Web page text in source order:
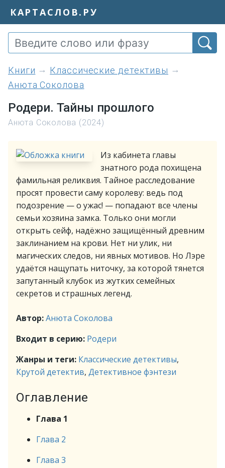
КАРТАСЛОВ.РУ
книги
Классические детективы
Анюта Соколова
Родери. Тайны прошлого
Анюта Соколова (2024)
Из кабинета главы
знатного рода похищена
фамильная реликвия. Тайное расследование
просят провести саму королеву: ведь под
подозрение — о ужас! — попадают все члены
семьи хозяина замка. Только они могли
открыть сейф, надёжно защищённый древним
заклинанием на крови. Нет ни улик, ни
магических следов, ни явных мотивов. Но Лэре
удаётся нащупать ниточку, за которой тянется
запутанный клубок из жутких семейных
секретов и страшных легенд.
Автор:Анюта Соколова
Входит в серию: Родери
Жанры и теги: Классические детективы,
Крутой детектив, Детективное фэнтези
Оглавление
Глава 1
Глава 2
Глава 3